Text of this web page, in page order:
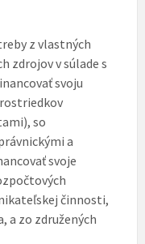
z vlastných
zdrojov v súlade s
svoju
so
a
svoje
činnosti,
a zo združených